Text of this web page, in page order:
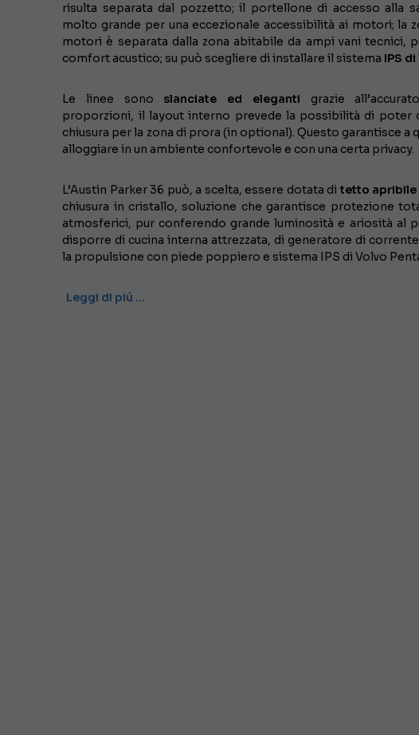
risulta separata dal pozzetto; il portellone di accesso alla
molto grande per una eccezionale accessibilità ai motori; la
motori è separata dalla zona abitabile da ampi vani tecnici,
comfort acustico; su può scegliere di installare il sistema IPS
Le linee sono slanciate ed eleganti grazie
proporzioni, il layout interno prevede la possibilità di poter
chiusura per la zona di prora (in optional). Questo garantisce a
alloggiare in un ambiente confortevole e con una certa privacy.
L’Austin Parker 36 può, a scelta, essere dotata di tetto apribile
chiusura in cristallo, soluzione che garantisce protezione
atmosferici, pur conferendo grande luminosità e ariosità al
disporre di cucina interna attrezzata, di generatore di
la propulsione con piede poppiero e sistema IPS di Volvo
Leggi di piú …